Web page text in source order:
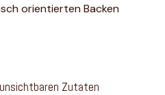
orientierten Backen
Zutaten